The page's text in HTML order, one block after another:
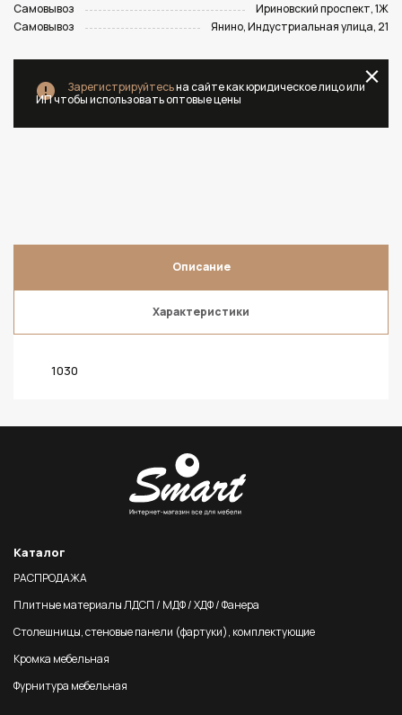
Самовывоз
Ириновский проспект, 1Ж
Самовывоз
Янино, Индустриальная улица, 21
Зарегистрируйтесьна сайте как юридическое лицо или
ИП чтобы использовать оптовые цены
Описание
Характеристики
1030
Каталог
РАСПРОДАЖА
Плитные материалы ЛДСП / МДФ / ХДФ / Фанера
Столешницы, стеновые панели (фартуки), комплектующие
Кромка мебельная
Фурнитура мебельная